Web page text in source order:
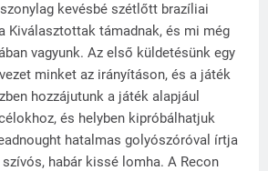
kevésbé szétlőtt brazíliai
Kiválasztottak támadnak, és mi még
vagyunk. Az első küldetésünk egy
minket az irányításon, és a játék
hozzájutunk a játék alapjául
és helyben kipróbálhatjuk
hatalmas golyószóróval írtja
habár kissé lomha. A Recon